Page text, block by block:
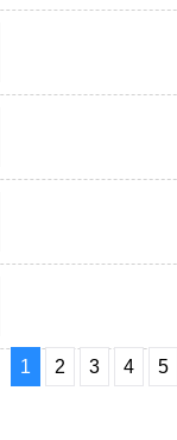
1 2 3 4 5